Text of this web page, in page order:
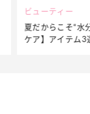
ビューティー
夏だからこそ“水
ケア】アイテム3